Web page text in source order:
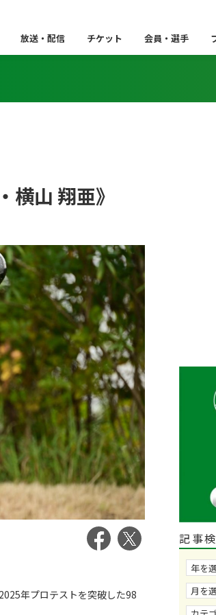
放送・配信 チケット 会員・選手
山 翔亜》
年プロテストを突破した98
記事